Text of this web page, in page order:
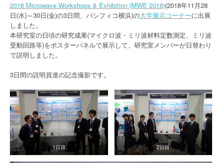
2018 Microwave Workshops & Exhibition (MWE 2018)(2018年11月28
日(水)～30日(金)の3日間、パシフィコ横浜)の大学展示コーナーに出展
しました。
本研究室の日頃の研究成果(マイクロ波・ミリ波材料定数測定、ミリ波
受動回路等)をポスターパネルで展示して、研究室メンバーが日替わり
で説明しました。
3日間の説明員達の記念撮影です。
1日目 2日目